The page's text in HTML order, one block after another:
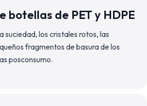
botellas de PET y HDPE
suciedad, los cristales rotos, las
fragmentos de basura de los
posconsumo.